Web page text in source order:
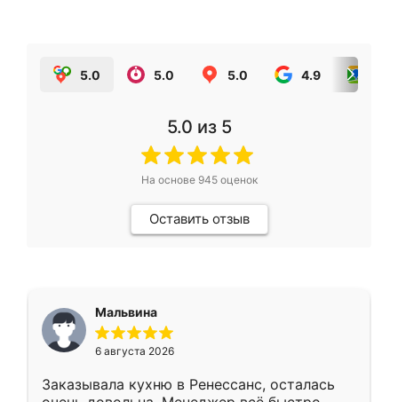
5.0 5.0 5.0 4.9
5.0 из 5
На основе 945оценок
Оставить отзыв
Мальвина
6 августа 2026
Заказывала кухню в Ренессанс, осталась